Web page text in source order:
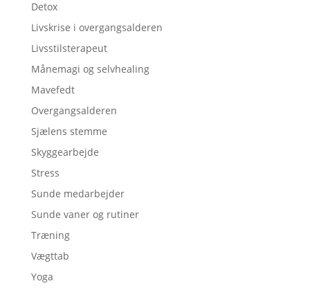
Detox
Livskrise i overgangsalderen
Livsstilsterapeut
Månemagi og selvhealing
Mavefedt
Overgangsalderen
Sjælens stemme
Skyggearbejde
Stress
Sunde medarbejder
Sunde vaner og rutiner
Træning
Vægttab
Yoga